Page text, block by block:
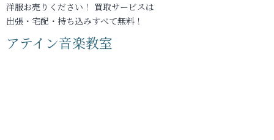
洋服お売りください！ 買取サービスは
出張・宅配・持ち込みすべて無料！
アテイン音楽教室